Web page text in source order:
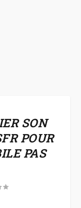
SON
POUR
PAS